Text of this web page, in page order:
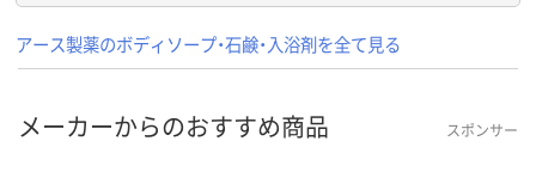
アース製薬のボディソープ・石鹸・入浴剤を全て見る
メーカーからのおすすめ商品 スポンサー